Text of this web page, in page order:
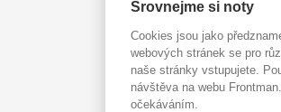
Srovnejme si noty
Cookies jsou jako
webových stránek se pro
naše stránky vstupujete.
návštěva na webu
očekáváním.